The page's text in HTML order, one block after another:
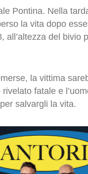
Pontina. Nella
la vita dopo
all’altezza del bivio
la vittima
rivelato fatale e
salvargli la vita.